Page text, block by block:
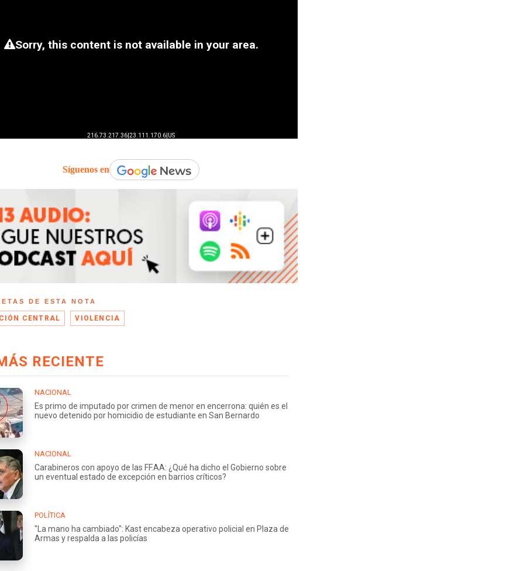
Síguenos en
DE ESTA NOTA
CENTRAL VIOLENCIA
RECIENTE
NACIONAL
Es primo de imputado por crimen de menor en encerrona: quién es el
nuevo detenido por homicidio de estudiante en San Bernardo
NACIONAL
Carabineros con apoyo de las FF.AA: ¿Qué ha dicho el Gobierno sobre
un eventual estado de excepción en barrios críticos?
POLÍTICA
"La mano ha cambiado": Kast encabeza operativo policial en Plaza de
Armas y respalda a las policías